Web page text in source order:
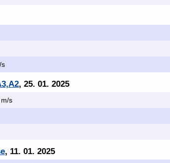
s
, 25. 01. 2025
s
, 11. 01. 2025